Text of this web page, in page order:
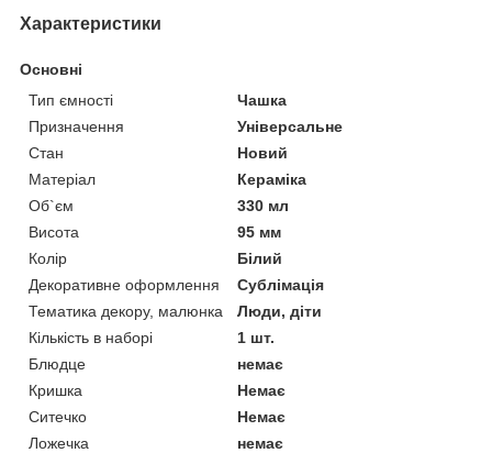
Характеристики
Основні
Тип ємності
Чашка
Призначення
Універсальне
Стан
Новий
Матеріал
Кераміка
Об`єм
330 мл
Висота
95 мм
Колір
Білий
Декоративне оформлення
Сублімація
Тематика декору, малюнка
Люди, діти
Кількість в наборі
1 шт.
Блюдце
немає
Кришка
Немає
Ситечко
Немає
Ложечка
немає